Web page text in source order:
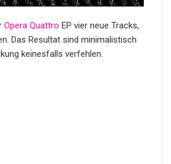
Opera Quattro EP vier neue Tracks,
Das Resultat sind minimalistisch
keinesfalls verfehlen.